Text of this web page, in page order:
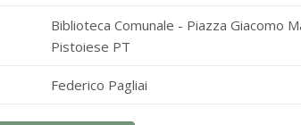
Biblioteca Comunale - Piazza Giacomo
Pistoiese PT
Federico Pagliai